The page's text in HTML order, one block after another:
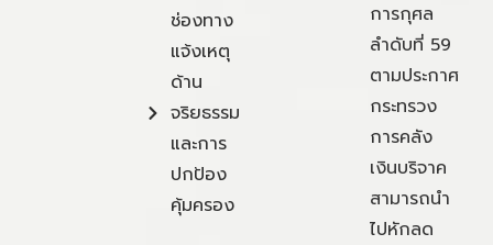
ช่องทาง
แจ้งเหตุ
ด้าน
จริยธรรม
และการ
ปกป้อง
คุ้มครอง
การกุศล
ลำดับที่ 59
ตามประกาศ
กระทรวง
การคลัง
เงินบริจาค
สามารถนำ
ไปหักลด